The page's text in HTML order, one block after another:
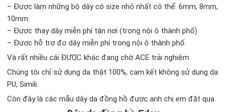
– Được làm những bộ dây có size nhỏ nhất có thể: 6mm, 8mm,
10mm.
– Được thay dây miễn phí tận nơi (trong nội ô thành phố)
– Được hỗ trợ đo dây miễn phí trong nội ô thành phố
Và rất nhiều cái ĐƯỢC khác đang chờ ACE trải nghiệm.
Chúng tôi chỉ sử dụng da thật 100%, cam kết không sử dụng da
PU, Simili.
Còn đây là các mẫu dây da đồng hồ được anh chị em đặt qua.